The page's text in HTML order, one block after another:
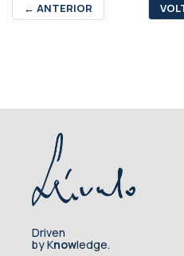
← ANTERIOR
Driven
by Knowledge.